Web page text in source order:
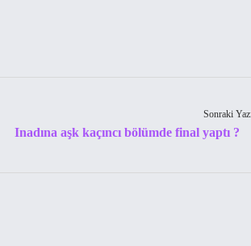
Sonraki
Inadına aşk kaçıncı bölümde final yaptı ?